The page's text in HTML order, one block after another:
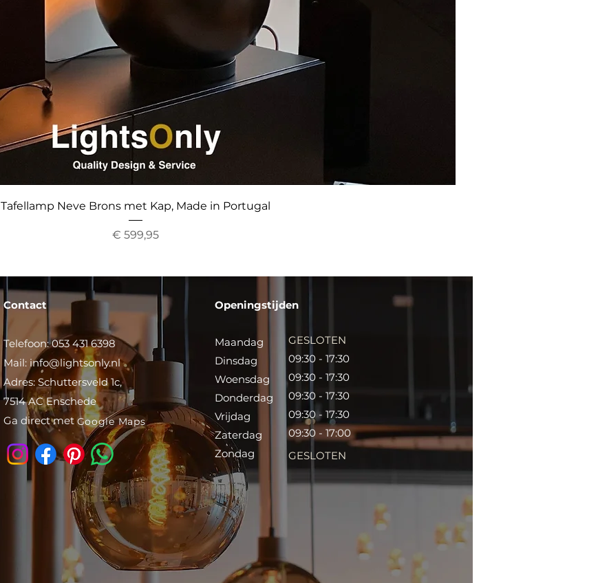
Snel overzicht
Tafellamp Neve Brons met Kap, Made in Portugal
Prijs
€ 599,95
Contact
Telefoon: 053 431 6398
Mail: info@lightsonly.nl
Adres: Schuttersveld 1c,
7514 AC Enschede
Ga direct met Google Maps
Openingstijden
Maandag
Dinsdag
Woensdag
Donderdag
Vrijdag
Zaterdag
Zondag
GESLOTEN
09:30 - 17:30
09:30 - 17:30
09:30 - 17:30
09:30 - 17:30
09:30 - 17:00
GESLOTEN